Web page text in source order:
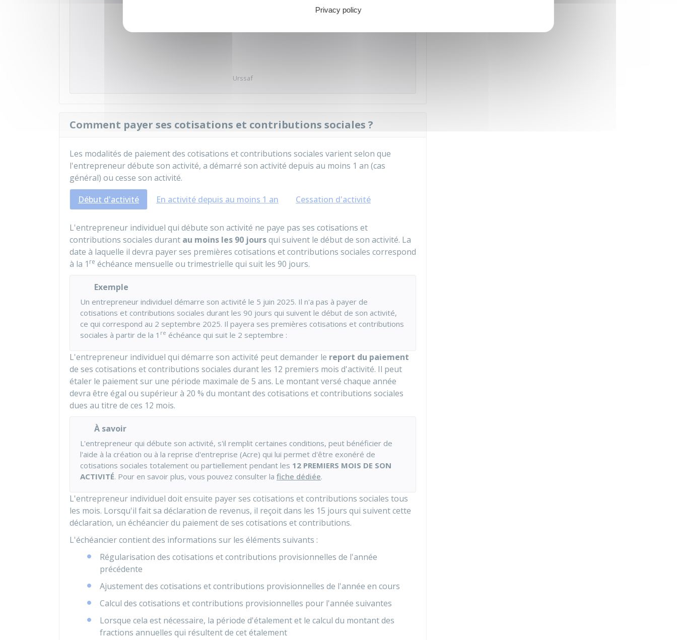
Urssaf
Comment payer ses cotisations et contributions sociales ?
Les modalités de paiement des cotisations et contributions sociales varient selon que
l'entrepreneur débute son activité, a démarré son activité depuis au moins 1 an (cas
général) ou cesse son activité.
Début d'activité
En activité depuis au moins 1 an Cessation d'activité
L'entrepreneur individuel qui débute son activité ne paye pas ses cotisations et
contributions sociales durant au moins les 90 joursqui suivent le début de son activité. La
date à laquelle il devra payer ses premières cotisations et contributions sociales correspond
à la 1 re échéance mensuelle ou trimestrielle qui suit les 90 jours.
Exemple
Un entrepreneur individuel démarre son activité le 5 juin 2025. Il n'a pas à payer de
cotisations et contributions sociales durant les 90 jours qui suivent le début de son activité,
ce qui correspond au 2 septembre 2025. Il payera ses premières cotisations et contributions
sociales à partir de la 1 re échéance qui suit le 2 septembre :
L'entrepreneur individuel qui démarre son activité peut demander le report du paiement
de ses cotisations et contributions sociales durant les 12 premiers mois d'activité. Il peut
étaler le paiement sur une période maximale de 5 ans. Le montant versé chaque année
devra être égal ou supérieur à 20 % du montant des cotisations et contributions sociales
dues au titre de ces 12 mois.
À savoir
L'entrepreneur qui débute son activité, s'il remplit certaines conditions, peut bénéficier de
l'aide à la création ou à la reprise d'entreprise (Acre) qui lui permet d'être exonéré de
cotisations sociales totalement ou partiellement pendant les 12 PREMIERS MOIS DE SON
ACTIVITÉ. Pour en savoir plus, vous pouvez consulter la fiche dédiée.
L'entrepreneur individuel doit ensuite payer ses cotisations et contributions sociales tous
les mois. Lorsqu'il fait sa déclaration de revenus, il reçoit dans les 15 jours qui suivent cette
déclaration, un échéancier du paiement de ses cotisations et contributions.
L'échéancier contient des informations sur les éléments suivants :
Régularisation des cotisations et contributions provisionnelles de l'année
précédente
Ajustement des cotisations et contributions provisionnelles de l'année en cours
Calcul des cotisations et contributions provisionnelles pour l'année suivantes
Lorsque cela est nécessaire, la période d'étalement et le calcul du montant des
fractions annuelles qui résultent de cet étalement
Privacy policy